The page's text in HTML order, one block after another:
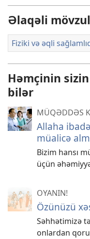
Əlaqəli
Fiziki və əqli
Həmçinin
bilər
MÜQƏDDƏS
Allaha
müalicə
Bizim hansı
üçün
OYANIN!
Özünüzü
Səhhətimizə
onlardan